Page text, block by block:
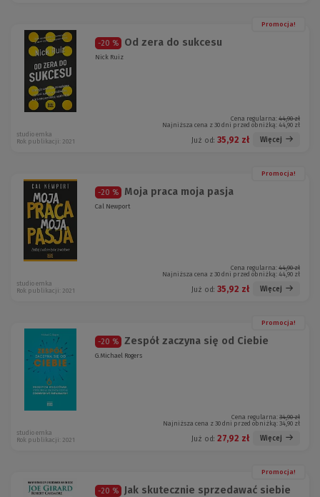
Promocja!
-20 % Od zera do sukcesu
Nick Ruiz
Cena regularna: 44,90 zł
Najniższa cena z 30 dni przed obniżką: 44,90 zł
Już od: 35,92 zł Więcej
studio emka
Rok publikacji: 2021
Promocja!
-20 % Moja praca moja pasja
Cal Newport
Cena regularna: 44,90 zł
Najniższa cena z 30 dni przed obniżką: 44,90 zł
Już od: 35,92 zł Więcej
studio emka
Rok publikacji: 2021
Promocja!
-20 % Zespół zaczyna się od Ciebie
G.Michael Rogers
Cena regularna: 34,90 zł
Najniższa cena z 30 dni przed obniżką: 34,90 zł
Już od: 27,92 zł Więcej
studio emka
Rok publikacji: 2021
Promocja!
-20 % Jak skutecznie sprzedawać siebie